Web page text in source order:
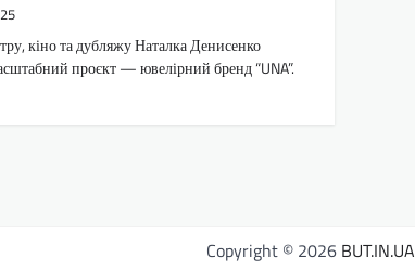
кіно та дубляжу Наталка Денисенко
проєкт — ювелірний бренд “UNA”.
Copyright © 2026 BUT.IN.UA